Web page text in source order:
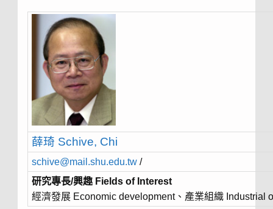
薛琦 Schive, Chi
schive@mail.shu.edu.tw /
研究專長/興趣 Fields of Interest
經濟發展 Economic development、產業組織 Industrial